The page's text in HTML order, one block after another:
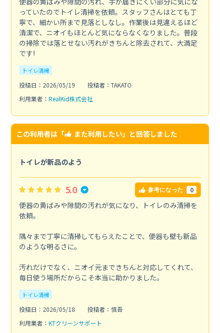
っていたのでトイレ清掃を依頼。スタッフさんはとても丁
寧で、細かい所まで見落としなし。作業後は見違えるほど
清潔で、ニオイもほとんど気にならなくなりました。普段
の掃除では落とせない汚れがきちんと除去されて、大満足
です!
トイレ清掃
投稿日：2026/05/19
投稿者：TAKATO
利用業者： RealKid株式会社
この利用者は「 また利用したい」と回答しました
トイレが新品のよう
5.0 参考になった 0
便器の黄ばみや隙間の汚れが気になり、トイレのみ清掃を
依頼。
隅々まで丁寧に清掃してもらえたことで、便器も壁も新品
のような明るさに。
汚れだけでなく、ニオイ元まできちんと対応してくれて、
毎日使う場所だからこそ本当に助かりました。
トイレ清掃
投稿日：2026/05/18
投稿者：慎吾
利用業者： KTクリーンサポート